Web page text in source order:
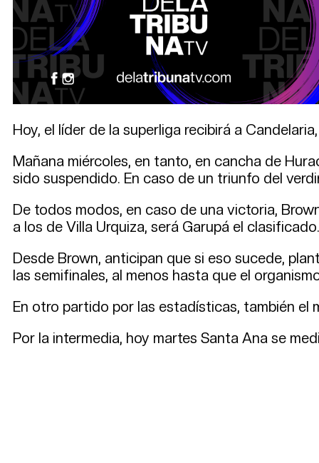
Hoy, el líder de la superliga recibirá a
Mañana miércoles, en tanto, en cancha de
sido suspendido. En caso de un triunfo del
De todos modos, en caso de una victoria,
a los de Villa Urquiza, será Garupá el clasificado.
Desde Brown, anticipan que si eso sucede,
las semifinales, al menos hasta que el
En otro partido por las estadísticas, también el
Por la intermedia, hoy martes Santa Ana se